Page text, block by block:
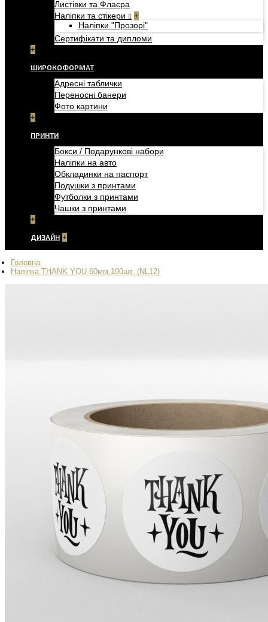
Листівки та Флаєра
Наліпки та стікери
+
Наліпки "Прозорі"
Сертифікати та дипломи
+
ШИРОКОФОРМАТ
Адресні таблички
Переносні банери
Фото картини
+
ПРИНТИ
Бокси / Подарункові набори
Наліпки на авто
Обкладинки на паспорт
Подушки з принтами
Футболки з принтами
Чашки з принтами
+
ДИЗАЙН +
Головна
Наліпка THANK YOU 60мм 100шт. (NL12)